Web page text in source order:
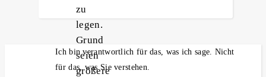
zu
legen.
Grund
seien
größere
Ich bin verantwortlich für das, was ich sage. Nicht
für das, was Sie verstehen.